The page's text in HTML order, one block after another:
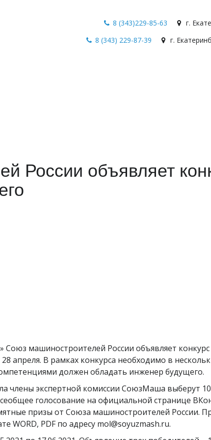
г.
8 (343)229-85-63
г.
8 (343) 229-87-39
России объявляет
машиностроителей России объявляет
апреля. В рамках конкурса необходимо в
должен обладать инженер будущего.
члены экспертной комиссии СоюзМаша выберут
голосование на официальной странице
призы от Союза машиностроителей России.
WORD, PDF по адресу mol@soyuzmash.ru.